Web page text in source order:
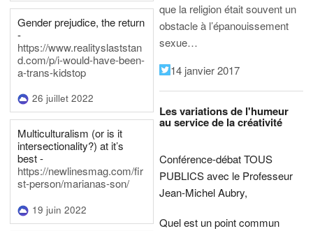
Gender prejudice, the return
-
https://www.realityslaststan
d.com/p/i-would-have-been-
a-trans-kidstop
26 juillet 2022
Multiculturalism (or is it
intersectionality?) at it’s
best -
https://newlinesmag.com/fir
st-person/marianas-son/
19 juin 2022
que la religion était souvent un
obstacle à l’épanouissement
sexue…
14 janvier 2017
Les variations de l'humeur
au service de la créativité
Conférence-débat TOUS
PUBLICS avec le Professeur
Jean-Michel Aubry,
Quel est un point commun